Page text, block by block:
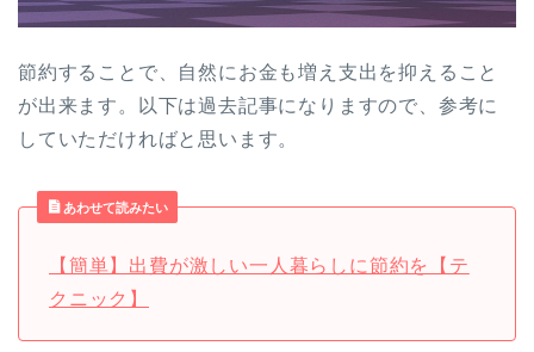
節約することで、 自然にお金も増え 支出を抑えること
が出来ます。以下は過去記事になりますので、参考に
していただければと思います。
あわせて読みたい
【簡単】出費が激しい一人暮らしに節約を【テ
クニック】